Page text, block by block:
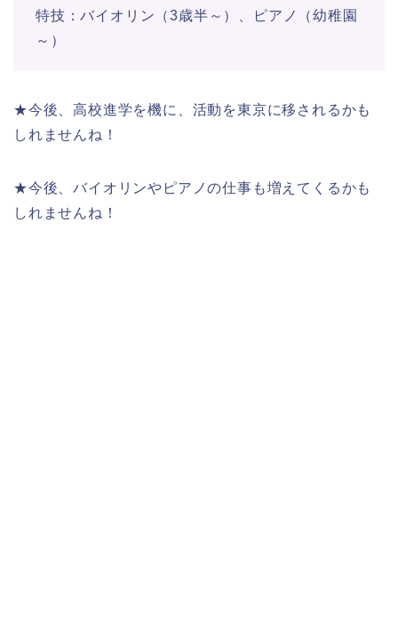
特技：バイオリン（3歳半～）、ピアノ（幼稚園
～）
★今後、高校進学を機に、活動を東京に移されるかも
しれませんね！
★今後、バイオリンやピアノの仕事も増えてくるかも
しれませんね！